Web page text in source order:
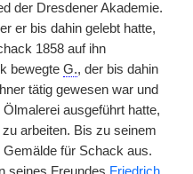
der Dresdener Akademie.
er bis dahin gelebt hatte,
1858 auf ihn
bewegte G., der bis dahin
tätig gewesen war und
ausgeführt hatte,
arbeiten. Bis zu seinem
Gemälde für Schack aus.